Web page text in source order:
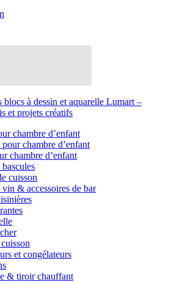
blocs à dessin et aquarelle Lumart –
et projets créatifs
chambre d’enfant
chambre d’enfant
chambre d’enfant
cuisson
& accessoires de bar
et congélateurs
& tiroir chauffant